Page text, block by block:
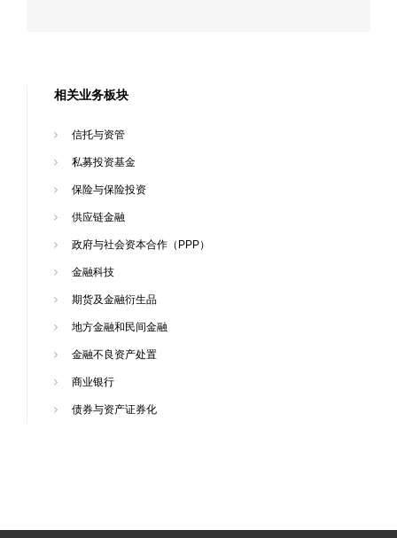
相关业务板块
信托与资管
私募投资基金
保险与保险投资
供应链金融
政府与社会资本合作（PPP）
金融科技
期货及金融衍生品
地方金融和民间金融
金融不良资产处置
商业银行
债券与资产证券化